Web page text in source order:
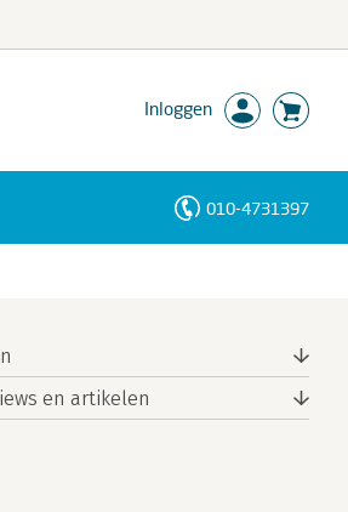
Inloggen
010-4731397
en artikelen